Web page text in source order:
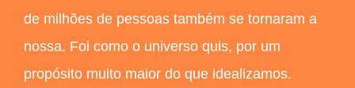
de milhões de pessoas também se tornaram a
nossa. Foi como o universo quis, por um
propósito muito maior do que idealizamos.